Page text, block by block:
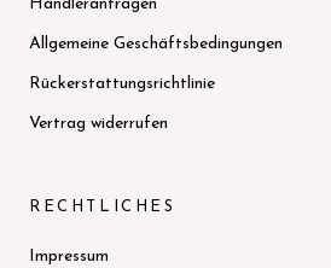
Händleranfragen
Allgemeine Geschäftsbedingungen
Rückerstattungsrichtlinie
Vertrag widerrufen
RECHTLICHES
Impressum